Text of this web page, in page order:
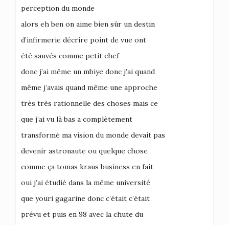
perception du monde
alors eh ben on aime bien sûr un destin
d’infirmerie décrire point de vue ont
été sauvés comme petit chef
donc j’ai même un mbiye donc j’ai quand
même j’avais quand même une approche
très très rationnelle des choses mais ce
que j’ai vu là bas a complètement
transformé ma vision du monde devait pas
devenir astronaute ou quelque chose
comme ça tomas kraus business en fait
oui j’ai étudié dans la même université
que youri gagarine donc c’était c’était
prévu et puis en 98 avec la chute du